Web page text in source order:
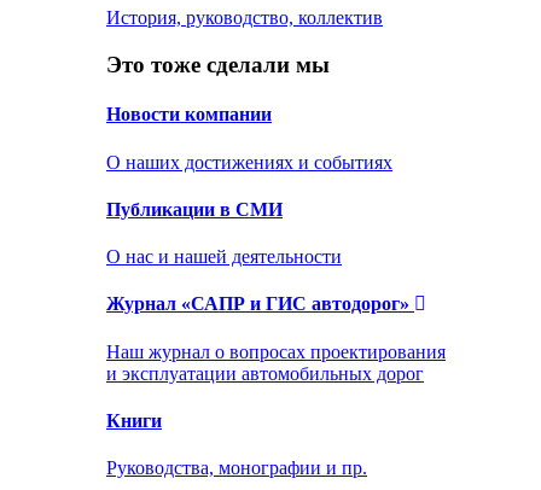
История, руководство, коллектив
Это тоже сделали мы
Новости компании
О наших достижениях и событиях
Публикации в СМИ
О нас и нашей деятельности
Журнал «САПР и ГИС автодорог»
Наш журнал о вопросах проектирования
и эксплуатации автомобильных дорог
Книги
Руководства, монографии и пр.